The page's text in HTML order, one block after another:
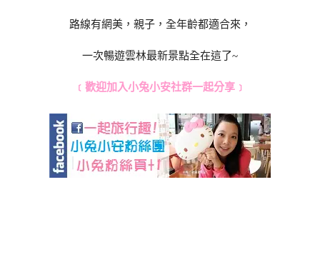
路線有網美，親子，全年齡都適合來，
一次暢遊雲林最新景點全在這了~
﹝歡迎加入小兔小安社群一起分享﹞